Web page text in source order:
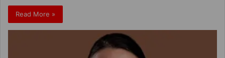
Read More »